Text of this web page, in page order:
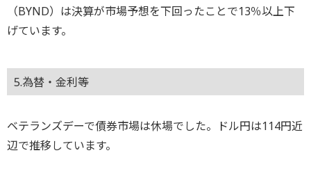
（BYND）は決算が市場予想を下回ったことで13％以上下
げています。
5.為替・金利等
ベテランズデーで債券市場は休場でした。ドル円は114円近
辺で推移しています。